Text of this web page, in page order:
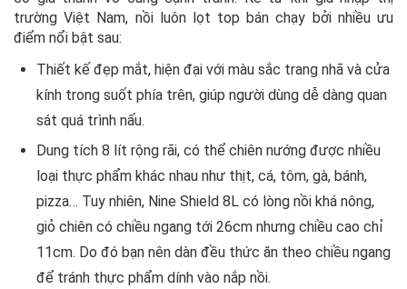
trường Việt Nam, nồi luôn lọt top bán chạy bởi nhiều ưu
điểm nổi bật sau:
Thiết kế đẹp mắt, hiện đại với màu sắc trang nhã và cửa
kính trong suốt phía trên, giúp người dùng dễ dàng quan
sát quá trình nấu.
Dung tích 8 lít rộng rãi, có thể chiên nướng được nhiều
loại thực phẩm khác nhau như thịt, cá, tôm, gà, bánh,
pizza… Tuy nhiên, Nine Shield 8L có lòng nồi khá nông,
giỏ chiên có chiều ngang tới 26cm nhưng chiều cao chỉ
11cm. Do đó bạn nên dàn đều thức ăn theo chiều ngang
để tránh thực phẩm dính vào nắp nồi.